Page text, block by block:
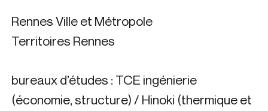
Rennes Ville et Métropole
Territoires Rennes
bureaux d’études : TCE ingénierie
(économie, structure) / Hinoki (thermique et